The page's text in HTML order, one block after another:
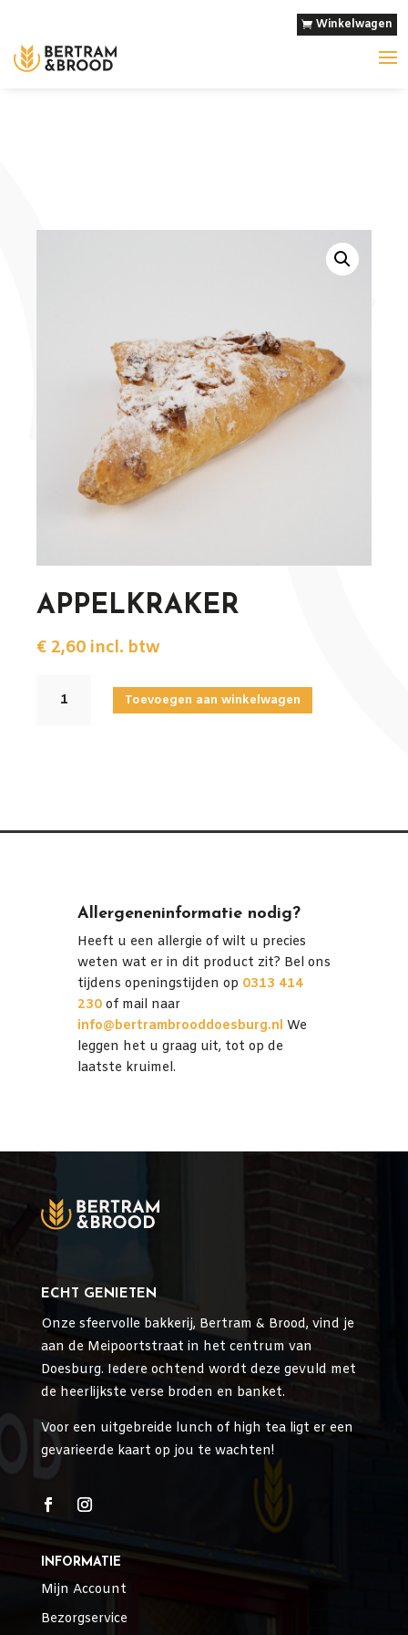
Winkelwagen
APPELKRAKER
€ 2,60 incl. btw
APPELKRAKER
aantal
Toevoegen aan winkelwagen
Allergeneninformatie nodig?
Heeft u een allergie of wilt u precies
weten wat er in dit product zit? Bel ons
tijdens openingstijden op 0313 414
230of mail naar
info@bertrambrooddoesburg.nl We
leggen het u graag uit, tot op de
laatste kruimel.
ECHT GENIETEN
Onze sfeervolle bakkerij, Bertram & Brood, vind je
aan de Meipoortstraat in het centrum van
Doesburg. Iedere ochtend wordt deze gevuld met
de heerlijkste verse broden en banket.
Voor een uitgebreide lunch of high tea ligt er een
gevarieerde kaart op jou te wachten!
INFORMATIE
Mijn Account
Bezorgservice